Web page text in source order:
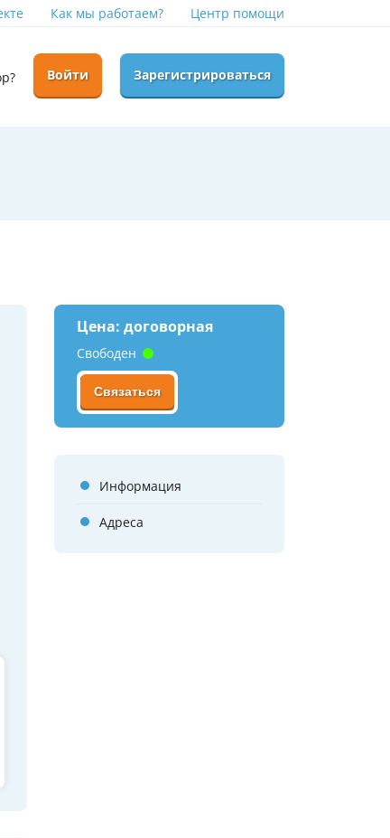
Как мы работаем? Центр помощи
Войти Зарегистрироваться
Цена: договорная
Свободен
Связаться
Информация
Адреса